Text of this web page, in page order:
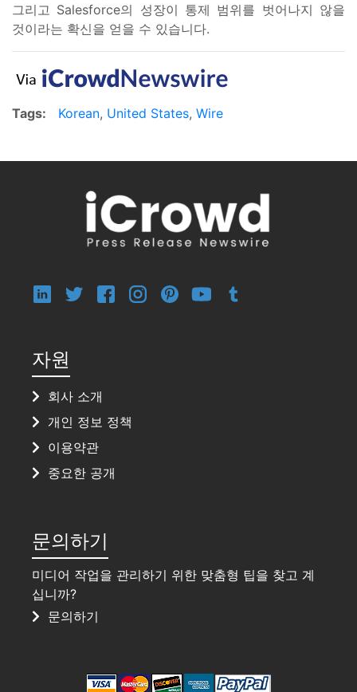
그리고 Salesforce의 성장이 통제 범위를 벗어나지 않을
것이라는 확신을 얻을 수 있습니다.
Tags: Korean, United States, Wire
자원
회사 소개
개인 정보 정책
이용약관
중요한 공개
문의하기
미디어 작업을 관리하기 위한 맞춤형 팁을 찾고 계
십니까?
문의하기